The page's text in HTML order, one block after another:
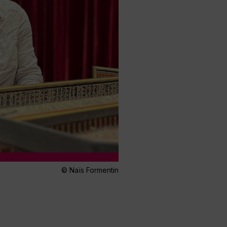
© Naïs Formentin​